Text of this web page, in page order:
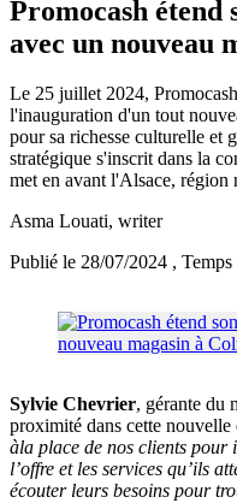
Promocash étend
avec un nouveau
Le 25 juillet 2024,
l'inauguration d'un tout
pour sa richesse culturelle et
stratégique s'inscrit dans la
met en avant l'Alsace, région
Asma Louati, writer
Publié le 28/07/2024 ,
Sylvie Chevrier, gérante du
proximité dans cette nouvelle
àla place de nos clients pour
l’offre et les services qu’ils
écouter leurs besoins pour